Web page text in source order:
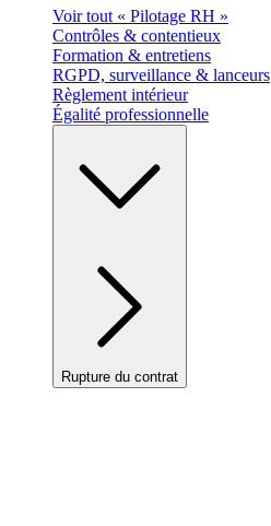
Voir tout « Pilotage RH »
Contrôles & contentieux
Formation & entretiens
RGPD, surveillance & lanceurs
Règlement intérieur
Égalité professionnelle
Rupture du contrat